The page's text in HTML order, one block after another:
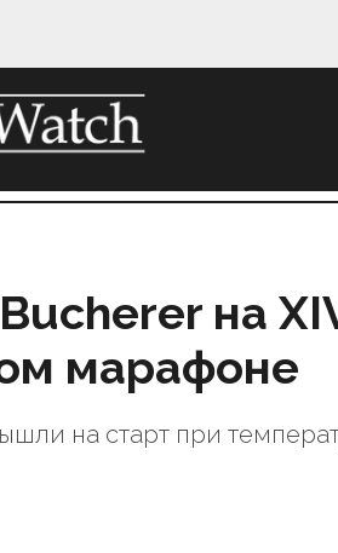
на
марафоне
на старт при